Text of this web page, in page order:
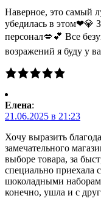
Наверное, это самый
убедилась в этом❤💎
персонал💋💕 Все
возражений я буду у
Елена:
21.06.2025 в 21:23
Хочу выразить
замечательного
выборе товара, за
специально приехала
шоколадными
конечно, ушла и с